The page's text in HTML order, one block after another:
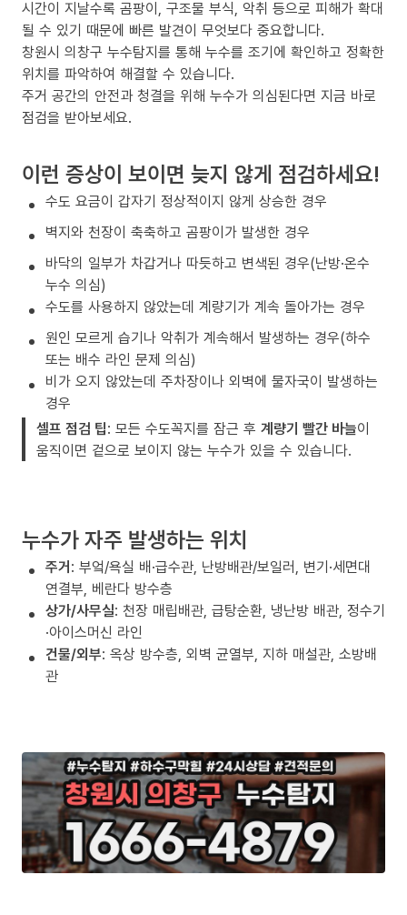
시간이 지날수록 곰팡이, 구조물 부식, 악취 등으로 피해가 확대
될 수 있기 때문에 빠른 발견이 무엇보다 중요합니다.
창원시 의창구 누수탐지를 통해 누수를 조기에 확인하고 정확한
위치를 파악하여 해결할 수 있습니다.
주거 공간의 안전과 청결을 위해 누수가 의심된다면 지금 바로
점검을 받아보세요.
이런 증상이 보이면 늦지 않게 점검하세요!
수도 요금이 갑자기 정상적이지 않게 상승한 경우
벽지와 천장이 축축하고 곰팡이가 발생한 경우
바닥의 일부가 차갑거나 따듯하고 변색된 경우(난방·온수
누수 의심)
수도를 사용하지 않았는데 계량기가 계속 돌아가는 경우
원인 모르게 습기나 악취가 계속해서 발생하는 경우(하수
또는 배수 라인 문제 의심)
비가 오지 않았는데 주차장이나 외벽에 물자국이 발생하는
경우
셀프 점검 팁: 모든 수도꼭지를 잠근 후 계량기 빨간 바늘이
움직이면 겉으로 보이지 않는 누수가 있을 수 있습니다.
누수가 자주 발생하는 위치
주거: 부엌/욕실 배·급수관, 난방배관/보일러, 변기·세면대
연결부, 베란다 방수층
상가/사무실: 천장 매립배관, 급탕순환, 냉난방 배관, 정수기
·아이스머신 라인
건물/외부: 옥상 방수층, 외벽 균열부, 지하 매설관, 소방배
관